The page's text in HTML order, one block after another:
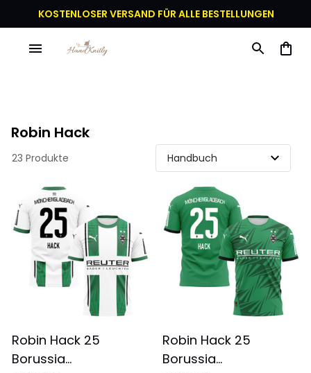
KOSTENLOSER VERSAND FÜR ALLE BESTELLUNGEN
Robin Hack
23 Produkte
Robin Hack 25
Borussia
Robin Hack 25
Borussia